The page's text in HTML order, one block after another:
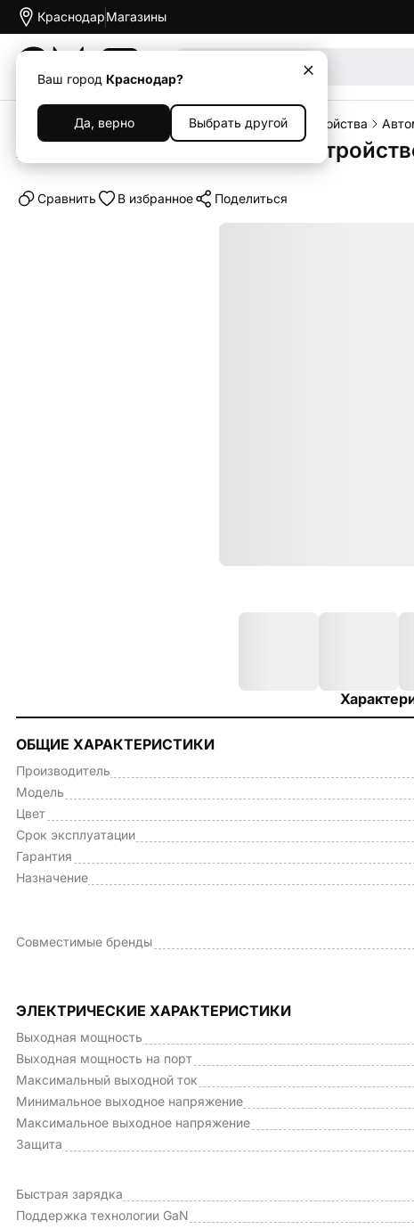
Краснодар
Ваш город Краснодар?
Да, верно Выбрать другой
Магазины
Каталог Аксессуары Зарядные устройства
Автомобильное зарядное
Cравнить В избранное Поделиться
ОБЩИЕ ХАРАКТЕРИСТИКИ
Производитель
Модель
Цвет
Срок эксплуатации
Гарантия
Назначение
Совместимые бренды
ЭЛЕКТРИЧЕСКИЕ ХАРАКТЕРИСТИКИ
Выходная мощность
Выходная мощность на порт
Максимальный выходной ток
Минимальное выходное напряжение
Максимальное выходное напряжение
Защита
Быстрая зарядка
Поддержка технологии GaN